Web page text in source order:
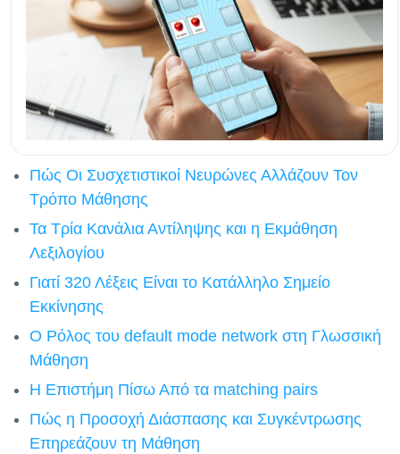
Πώς Οι Συσχετιστικοί Νευρώνες Αλλάζουν Τον
Τρόπο Μάθησης
Τα Τρία Κανάλια Αντίληψης και η Εκμάθηση
Λεξιλογίου
Γιατί 320 Λέξεις Είναι το Κατάλληλο Σημείο
Εκκίνησης
Ο Ρόλος του default mode network στη Γλωσσική
Μάθηση
Η Επιστήμη Πίσω Από τα matching pairs
Πώς η Προσοχή Διάσπασης και Συγκέντρωσης
Επηρεάζουν τη Μάθηση